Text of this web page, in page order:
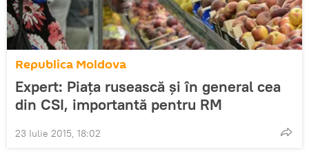
Republica Moldova
Expert: Piaţa rusească şi în general cea
din CSI, importantă pentru RM
23 Iulie 2015, 18:02